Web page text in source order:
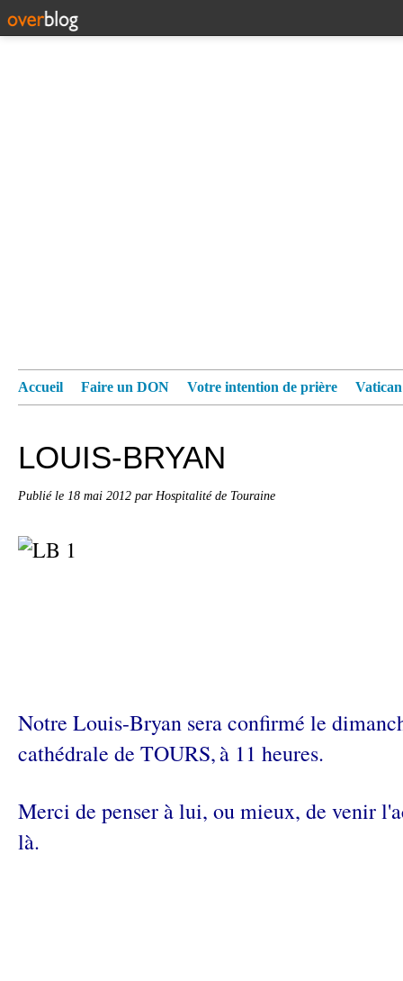
Accueil Faire un DON Votre intention de prière
LOUIS-BRYAN
Publié le 18 mai 2012 par Hospitalité de Touraine
Notre Louis-Bryan sera confirmé le
cathédrale de TOURS,à 11 heures.
Merci de penser à lui, ou mieux, de venir
là.